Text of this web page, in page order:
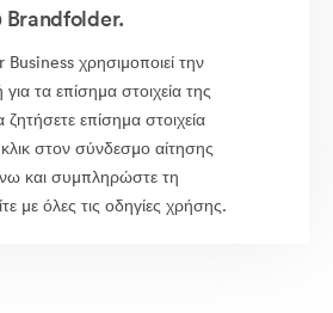
Brandfolder.
χρησιμοποιεί την
τα επίσημα στοιχεία της
επίσημα στοιχεία
στον σύνδεσμο αίτησης
και συμπληρώστε τη
με όλες τις οδηγίες χρήσης.